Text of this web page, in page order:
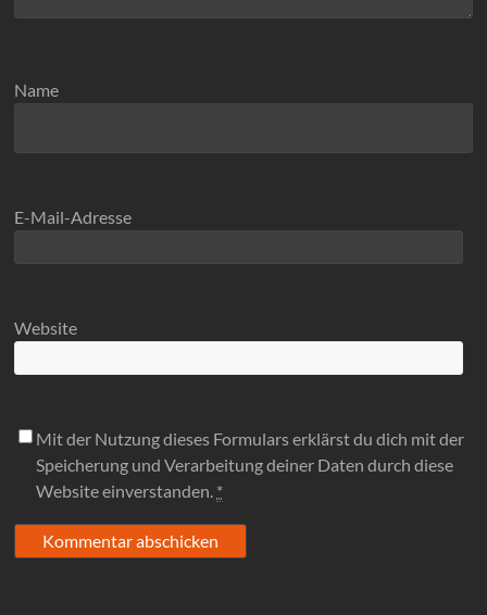
Name
E-Mail-Adresse
Website
Mit der Nutzung dieses Formulars erklärst du dich mit der
Speicherung und Verarbeitung deiner Daten durch diese
Website einverstanden. *